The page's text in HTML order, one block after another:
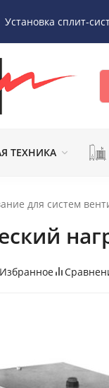
Установка сплит-
ТЕХНИКА
для систем
Избранное